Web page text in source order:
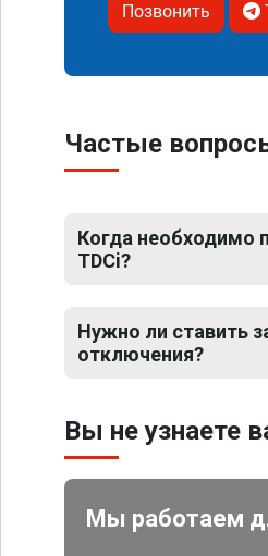
Позвонить
Частые
Когда необходимо
TDCi?
Нужно ли ставить
отключения?
Вы не узнаете
Мы работаем